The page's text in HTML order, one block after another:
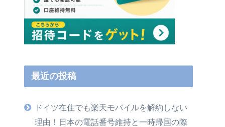
最近の投稿
ドイツ在住でも楽天モバイルを解約しない
理由！日本の電話番号維持と一時帰国の際